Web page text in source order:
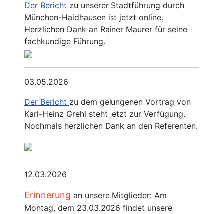
Der Bericht zu unserer Stadtführung durch
München-Haidhausen ist jetzt online.
Herzlichen Dank an Rainer Maurer für seine
fachkundige Führung.
03.05.2026
Der Bericht zu dem gelungenen Vortrag von
Karl-Heinz Grehl steht jetzt zur Verfügung.
Nochmals herzlichen Dank an den Referenten.
12.03.2026
Erinnerung an unsere Mitglieder: Am
Montag, dem 23.03.2026 findet unsere